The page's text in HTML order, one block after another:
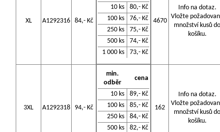
XL A1292316 84,- Kč
10 ks
80,- Kč
100 ks
76,- Kč
250 ks
75,- Kč
500 ks
74,- Kč
1 000 ks
73,- Kč
4670
Info na dotaz.
Vložte
množství kusů do
košíku.
3XL A1292318 94,- Kč
min.
odběr
cena
10 ks
89,- Kč
100 ks
85,- Kč
250 ks
84,- Kč
500 ks
82,- Kč
162
Info na dotaz.
Vložte
množství kusů do
košíku.